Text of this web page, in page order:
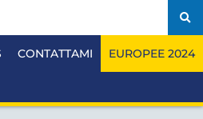
CONTATTAMI EUROPEE 2024